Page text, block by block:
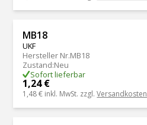
MB18
UKF
Hersteller Nr.MB18
Zustand:Neu
Sofort lieferbar
1,24 €
1,48 € inkl. MwSt. zzgl.Versandkosten